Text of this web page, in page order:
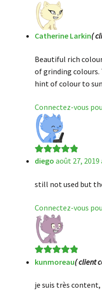
Catherine Larkin(
Beautiful rich
of grinding colours.
hint of colour to
Connectez-vous
Note5 sur 5
diego août 27, 2019
still not used but
Connectez-vous
Note5sur 5
kunmoreau( client
je suis très